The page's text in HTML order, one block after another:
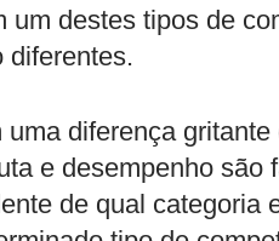
um destes tipos de
diferentes.
diferença
e desempenho são
de qual categoria